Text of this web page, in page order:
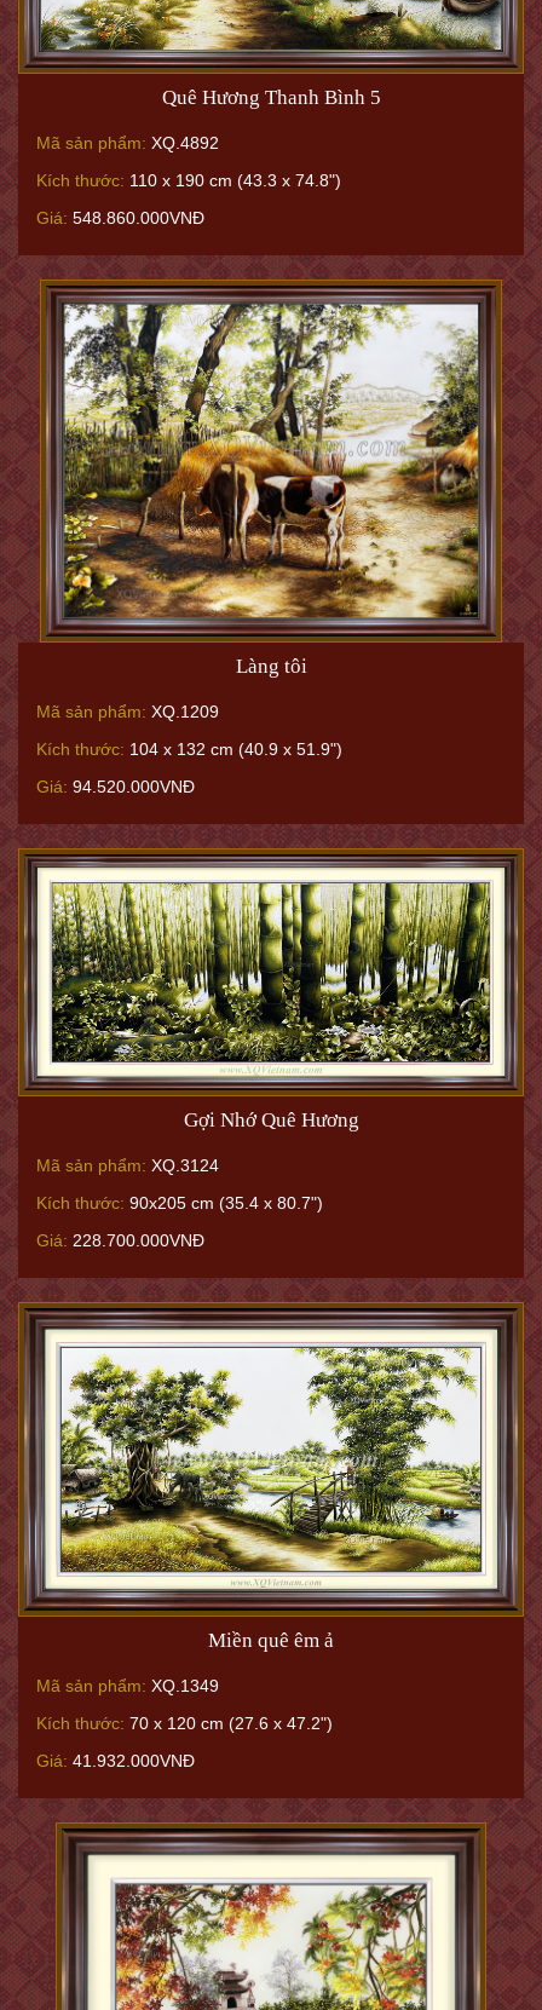
Quê Hương Thanh Bình 5
Mã sản phẩm: XQ.4892
Kích thước: 110 x 190 cm (43.3 x 74.8")
Giá: 548.860.000VNĐ
Làng tôi
Mã sản phẩm: XQ.1209
Kích thước: 104 x 132 cm (40.9 x 51.9")
Giá: 94.520.000VNĐ
Gợi Nhớ Quê Hương
Mã sản phẩm: XQ.3124
Kích thước: 90x205 cm (35.4 x 80.7")
Giá: 228.700.000VNĐ
Miền quê êm ả
Mã sản phẩm: XQ.1349
Kích thước: 70 x 120 cm (27.6 x 47.2")
Giá: 41.932.000VNĐ